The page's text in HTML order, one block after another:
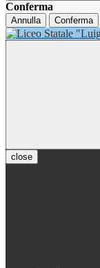
Conferma
Annulla Conferma
close